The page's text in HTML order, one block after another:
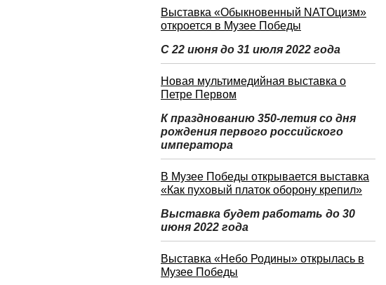
Выставка «Обыкновенный NATOцизм»
откроется в Музее Победы
С 22 июня до 31 июля 2022 года
Новая мультимедийная выставка о
Петре Первом
К празднованию 350-летия со дня
рождения первого российского
императора
В Музее Победы открывается выставка
«Как пуховый платок оборону крепил»
Выставка будет работать до 30
июня 2022 года
Выставка «Небо Родины» открылась в
Музее Победы